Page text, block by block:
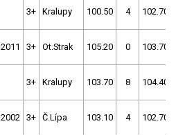
3+ Kralupy 100.50 4 102.70
2011 3+ Ot.Strak 105.20 0 103.70
3+ Kralupy 103.70 8 104.40
2002 3+ Č.Lípa 103.10 4 102.70